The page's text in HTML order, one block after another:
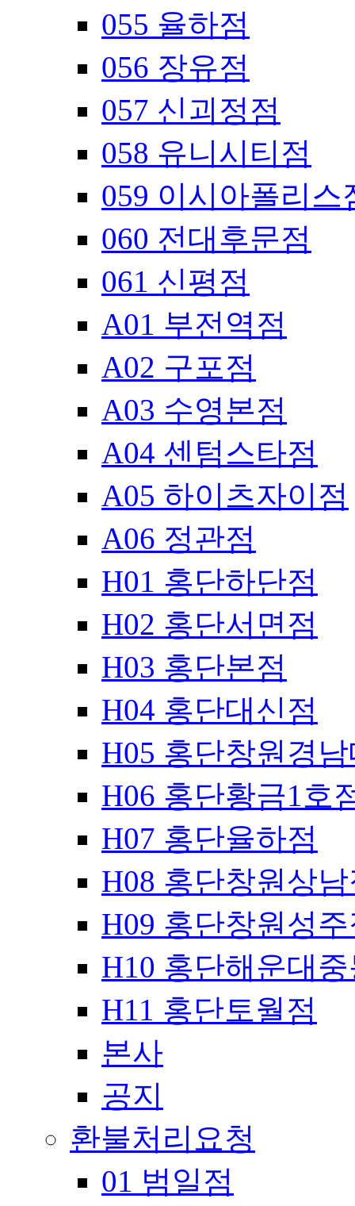
055 율하점
056 장유점
057 신괴정점
058 유니시티점
059 이시아폴리스
060 전대후문점
061 신평점
A01 부전역점
A02 구포점
A03 수영본점
A04 센텀스타점
A05 하이츠자이점
A06 정관점
H01 홍단하단점
H02 홍단서면점
H03 홍단본점
H04 홍단대신점
H05 홍단창원경
H06 홍단황금1호
H07 홍단율하점
H08 홍단창원상
H09 홍단창원성
H10 홍단해운대
H11 홍단토월점
본사
공지
환불처리요청
01 범일점